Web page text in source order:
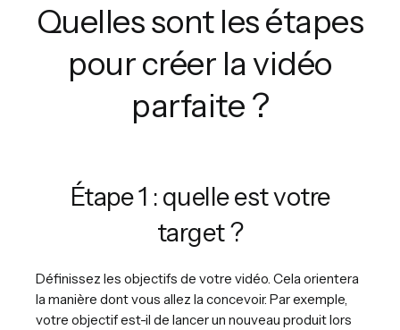
Quelles sont les étapes
pour créer la vidéo
parfaite ?
Étape 1 : quelle est votre
target ?
Définissez les objectifs de votre vidéo. Cela orientera
la manière dont vous allez la concevoir. Par exemple,
votre objectif est-il de lancer un nouveau produit lors